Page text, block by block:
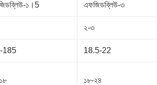
১।5 এফজিডব্লিউ-৩
২-৩
185 18.5-22
১৮-২৪